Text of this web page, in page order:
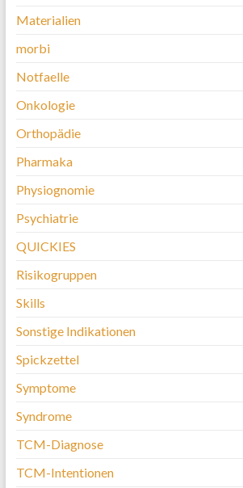
Materialien
morbi
Notfaelle
Onkologie
Orthopädie
Pharmaka
Physiognomie
Psychiatrie
QUICKIES
Risikogruppen
Skills
Sonstige Indikationen
Spickzettel
Symptome
Syndrome
TCM-Diagnose
TCM-Intentionen